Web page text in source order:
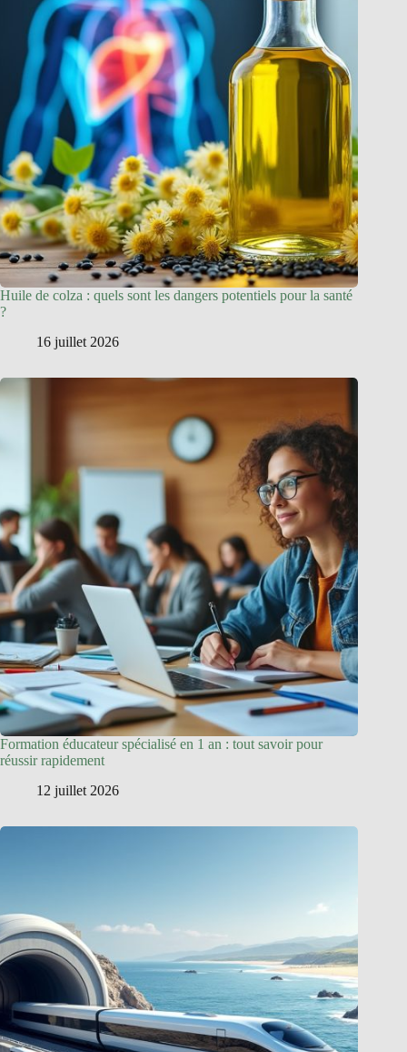
Huile de colza : quels sont les dangers potentiels pour la santé
?
16 juillet 2026
Formation éducateur spécialisé en 1 an : tout savoir pour
réussir rapidement
12 juillet 2026